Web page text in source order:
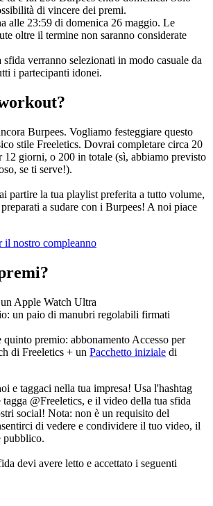
di vincere dei premi.
alle 23:59 di domenica 26 maggio. Le
oltre il termine non saranno considerate
verranno selezionati in modo casuale da
i partecipanti idonei.
Burpees. Vogliamo festeggiare questo
stile Freeletics. Dovrai completare circa 20
12 giorni, o 200 in totale (sì, abbiamo previsto
se ti serve!).
partire la tua playlist preferita a tutto volume,
a sudare con i Burpees! A noi piace
il nostro compleanno
Apple Watch Ultra
un paio di manubri regolabili firmati
quinto premio: abbonamento Accesso per
di Freeletics + un Pacchetto iniziale di
e taggaci nella tua impresa! Usa l'hashtag
@Freeletics, e il video della tua sfida
social! Nota: non è un requisito del
di vedere e condividere il tuo video, il
pubblico.
devi avere letto e accettato i seguenti